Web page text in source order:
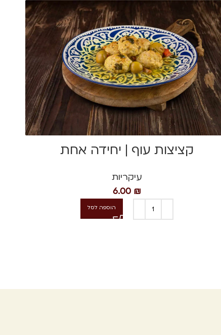
קציצות עוף | יחידה אחת
עיקריות
6.00 ₪
הוספה לסל